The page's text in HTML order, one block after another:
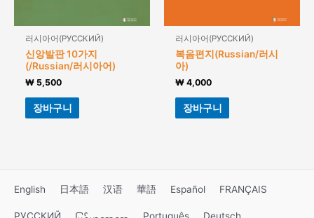
러시아어(РУССКИЙ)
신앙발판 10가지
(/Russian/러시아어)
₩ 5,500
장바구니
러시아어(РУССКИЙ)
복음편지(Russian/러시
아)
₩ 4,000
장바구니
English 日本語 汉语 華語 Español FRANÇAIS
РУССКИЙ Português Deutsch